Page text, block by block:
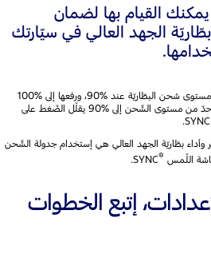
القيام بها لضمان
الجهد العالي في سيّارتك
للإستخدام اليومي، يُنصح بالحفاظ على مستوى شحن البطّاريّة عند %90، ورفعها إلى %100
فقط عند التّخطيط للرّحلات الطّويلة. الحدّ من مستوى الشّحن إلى %90 يقلّل الضّغط على
بطّاريّة الجهد العالي هي إستخدام جدولة الشّحن
اللّمس ®
SYNC.
إتبع الخطوات